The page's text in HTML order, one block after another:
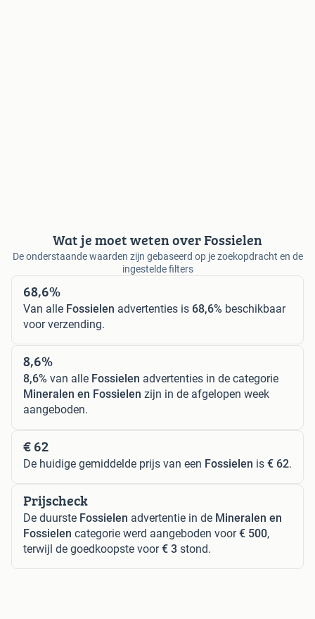
Wat je moet weten over Fossielen
De onderstaande waarden zijn gebaseerd op je zoekopdracht en de
ingestelde filters
68,6%
Van alle Fossielen advertenties is 68,6% beschikbaar
voor verzending.
8,6%
8,6% van alle Fossielen advertenties in de categorie
Mineralen en Fossielen zijn in de afgelopen week
aangeboden.
€ 62
De huidige gemiddelde prijs van een Fossielen is € 62.
Prijscheck
De duurste Fossielen advertentie in de Mineralen en
Fossielen categorie werd aangeboden voor€ 500,
terwijl de goedkoopste voor€ 3 stond.